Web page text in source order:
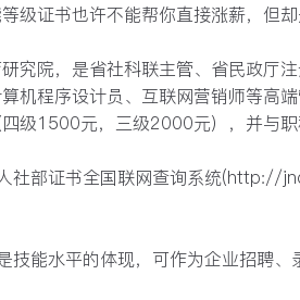
级证书也许不能帮你直接涨薪， 但
究院，是省社科联主管、省民政厅
机程序设计员、互联网营销师等高
级1500元，三级2000元），并与职
社部证书全国联网查询系统(http://
技能水平的体现，可作为企业招聘、